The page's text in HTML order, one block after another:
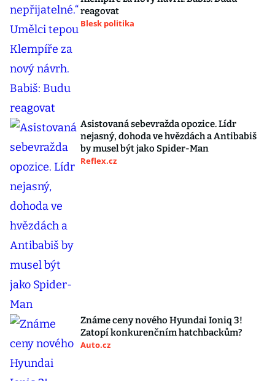
reagovat
Blesk politika
Asistovaná sebevražda opozice. Lídr
nejasný, dohoda ve hvězdách a Antibabiš
by musel být jako Spider-Man
Reflex.cz
Známe ceny nového Hyundai Ioniq 3!
Zatopí konkurenčním hatchbackům?
Auto.cz